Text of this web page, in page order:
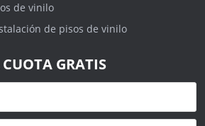
de vinilo
de pisos de vinilo
GRATIS